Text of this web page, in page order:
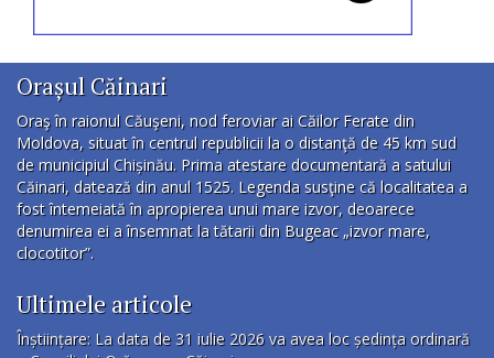
Orașul Căinari
Oraş în raionul Căuşeni, nod feroviar ai Căilor Ferate din
Moldova, situat în centrul republicii la o distanţă de 45 km sud
de municipiul Chișinău. Prima atestare documentară a satului
Căinari, datează din anul 1525. Legenda susţine că localitatea a
fost întemeiată în apropierea unui mare izvor, deoarece
denumirea ei a însemnat la tătarii din Bugeac „izvor mare,
clocotitor”.
Ultimele articole
Înștiințare: La data de 31 iulie 2026 va avea loc ședința ordinară